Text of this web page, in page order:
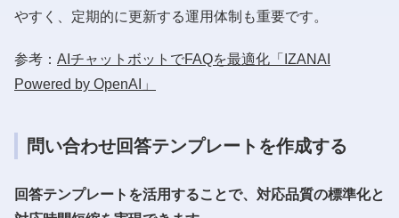
やすく、定期的に更新する運用体制も重要です。
参考： AIチャットボットでFAQを最適化「IZANAI
Powered by OpenAI」
問い合わせ回答テンプレートを作成する
回答テンプレートを活用することで、対応品質の標準化と